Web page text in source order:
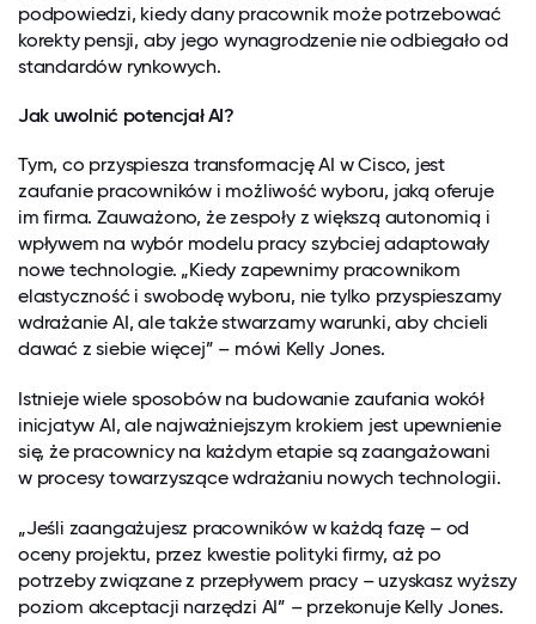
podpowiedzi, kiedy dany pracownik może potrzebować
korekty pensji, aby jego wynagrodzenie nie odbiegało od
standardów rynkowych.
Jak uwolnić potencjał AI?
Tym, co przyspiesza transformację AI w Cisco, jest
zaufanie pracowników i możliwość wyboru, jaką oferuje
im firma. Zauważono, że zespoły z większą autonomią i
wpływem na wybór modelu pracy szybciej adaptowały
nowe technologie. „Kiedy zapewnimy pracownikom
elastyczność i swobodę wyboru, nie tylko przyspieszamy
wdrażanie AI, ale także stwarzamy warunki, aby chcieli
dawać z siebie więcej” – mówi Kelly Jones.
Istnieje wiele sposobów na budowanie zaufania wokół
inicjatyw AI, ale najważniejszym krokiem jest upewnienie
się, że pracownicy na każdym etapie są zaangażowani
w procesy towarzyszące wdrażaniu nowych technologii.
„Jeśli zaangażujesz pracowników w każdą fazę – od
oceny projektu, przez kwestie polityki firmy, aż po
potrzeby związane z przepływem pracy – uzyskasz wyższy
poziom akceptacji narzędzi AI” – przekonuje Kelly Jones.